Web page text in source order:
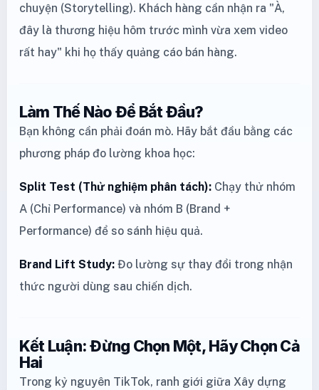
chuyện (Storytelling). Khách hàng cần nhận ra "À,
đây là thương hiệu hôm trước mình vừa xem video
rất hay" khi họ thấy quảng cáo bán hàng.
Làm Thế Nào Để Bắt Đầu?
Bạn không cần phải đoán mò. Hãy bắt đầu bằng các
phương pháp đo lường khoa học:
Split Test (Thử nghiệm phân tách): Chạy thử nhóm
A (Chỉ Performance) và nhóm B (Brand +
Performance) để so sánh hiệu quả.
Brand Lift Study: Đo lường sự thay đổi trong nhận
thức người dùng sau chiến dịch.
Kết Luận: Đừng Chọn Một, Hãy Chọn Cả
Hai
Trong kỷ nguyên TikTok, ranh giới giữa Xây dựng